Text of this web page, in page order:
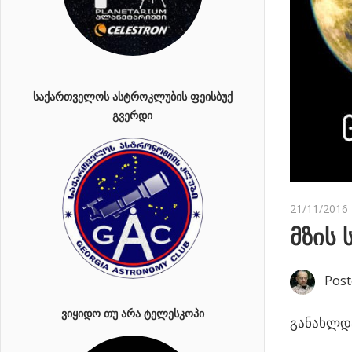
21/11/2016
მზის
ᲡᲐᲥᲐᲠᲗᲕᲔᲚᲝᲡ ᲐᲡᲢᲠᲝᲙᲚᲣᲑᲘᲡ ᲤᲔᲘᲡᲑᲣᲥ
ᲒᲕᲔᲠᲓᲘ
ᲕᲘᲧᲘᲓᲝ ᲗᲣ ᲐᲠᲐ ᲢᲔᲚᲔᲡᲙᲝᲞᲘ